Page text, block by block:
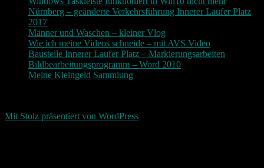
Nürnberg – geänderte Verkehrsführung Innerer Laufer Platz
2017
Männer und Waschen – kleiner Vlog
Wie ich meine Videos schneide – mit AVS Video
Baustelle Innerer Laufer Platz – Markierungsarbeiten
Bildbearbeitungsprogramm – Word 2010
Meine Kleingeld Sammlung
Mit Stolz präsentiert von WordPress